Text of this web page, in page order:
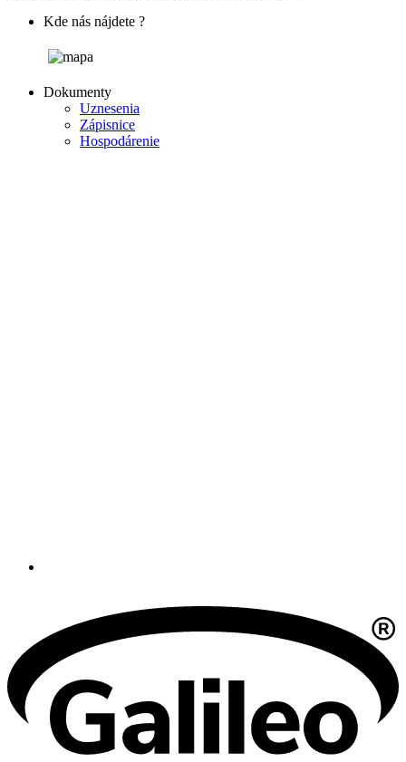
Kde nás nájdete ?
Dokumenty
Uznesenia
Zápisnice
Hospodárenie